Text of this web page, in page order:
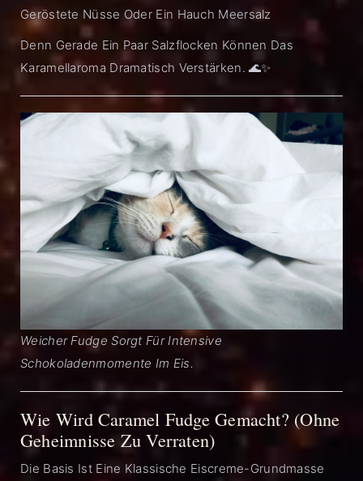
Geröstete Nüsse Oder Ein Hauch Meersalz
Denn Gerade Ein Paar Salzflocken Können Das
Karamellaroma Dramatisch Verstärken. 🌊✨
Weicher Fudge Sorgt Für Intensive
Schokoladenmomente Im Eis.
Wie Wird Caramel Fudge Gemacht? (ohne
Geheimnisse Zu Verraten)
Die Basis Ist Eine Klassische Eiscreme-Grundmasse